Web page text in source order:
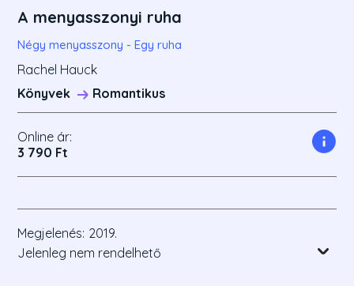
A menyasszonyi ruha
Négy menyasszony - Egy ruha
Rachel Hauck
Könyvek
Romantikus
Online ár:
3 790 Ft
Megjelenés: 2019.
Jelenleg nem rendelhető